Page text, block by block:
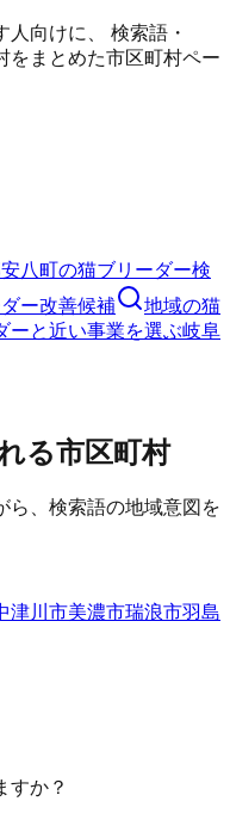
人向けに、 検索語・
をまとめた市区町村ペー
八町の猫ブリーダー検
ー改善候補
地域の猫
ーと近い事業を選ぶ岐阜
る市区町村
ら、検索語の地域意図を
津川市美濃市瑞浪市羽島
すか？